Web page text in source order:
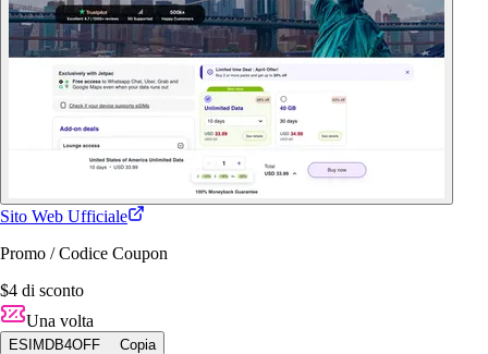
Sito Web Ufficiale
Promo / Codice Coupon
$4 di sconto
Una volta
ESIMDB4OFF Copia